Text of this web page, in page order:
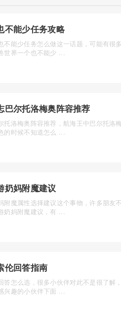
不能少任务攻略
不能少任务怎么做这一话题，可能有很
世界一个也不能少 ...
巴尔托洛梅奥阵容推荐
托洛梅奥阵容推荐，航海王中巴尔托洛
的时候不知道怎么 ...
奶妈附魔建议
附魔属性选择建议这个事物，许多朋友
奶妈附魔建议，有 ...
伦回答指南
答怎么选，很多小伙伴对此不是很了解
兴趣的小伙伴下面 ...